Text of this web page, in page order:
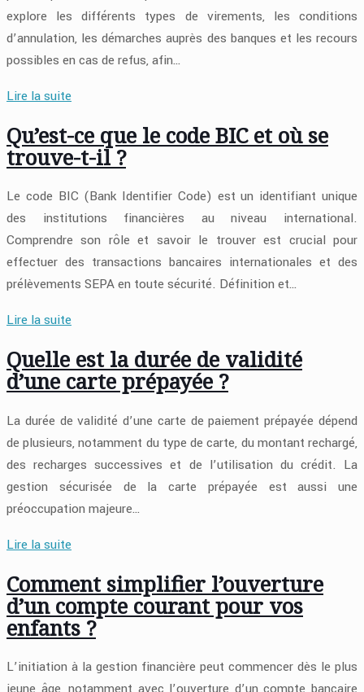
explore les différents types de virements, les conditions
d’annulation, les démarches auprès des banques et les recours
possibles en cas de refus, afin…
Lire la suite
Qu’est-ce que le code BIC et où se
trouve-t-il ?
Le code BIC (Bank Identifier Code) est un identifiant unique
des institutions financières au niveau international.
Comprendre son rôle et savoir le trouver est crucial pour
effectuer des transactions bancaires internationales et des
prélèvements SEPA en toute sécurité. Définition et…
Lire la suite
Quelle est la durée de validité
d’une carte prépayée ?
La durée de validité d’une carte de paiement prépayée dépend
de plusieurs, notamment du type de carte, du montant rechargé,
des recharges successives et de l’utilisation du crédit. La
gestion sécurisée de la carte prépayée est aussi une
préoccupation majeure…
Lire la suite
Comment simplifier l’ouverture
d’un compte courant pour vos
enfants ?
L’initiation à la gestion financière peut commencer dès le plus